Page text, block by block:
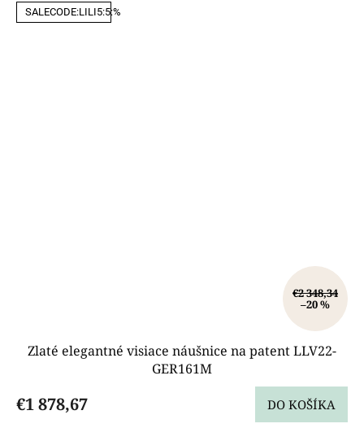
SALECODE:LILI5:5:%
€2 348,34
–20 %
Zlaté elegantné visiace náušnice na patent LLV22-
GER161M
€1 878,67 DO KOŠÍKA